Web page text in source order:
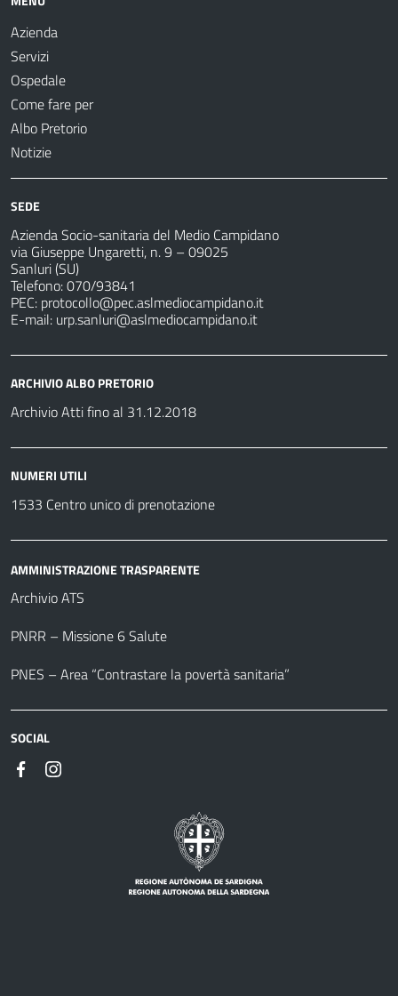
Azienda
Servizi
Ospedale
Come fare per
Albo Pretorio
Notizie
SEDE
Azienda Socio-sanitaria del Medio Campidano
via Giuseppe Ungaretti, n. 9 – 09025
Sanluri (SU)
Telefono: 070/93841
PEC: protocollo@pec.aslmediocampidano.it
E-mail: urp.sanluri@aslmediocampidano.it
ARCHIVIO ALBO PRETORIO
Archivio Atti fino al 31.12.2018
NUMERI UTILI
1533 Centro unico di prenotazione
AMMINISTRAZIONE TRASPARENTE
Archivio ATS
PNRR – Missione 6 Salute
PNES – Area “Contrastare la povertà sanitaria”
SOCIAL